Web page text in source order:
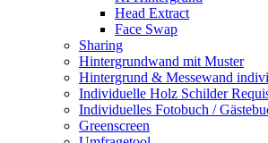
Head Extract
Face Swap
Sharing
Hintergrundwand mit Muster
Hintergrund & Messewand
Individuelle Holz Schilder
Individuelles Fotobuch /
Greenscreen